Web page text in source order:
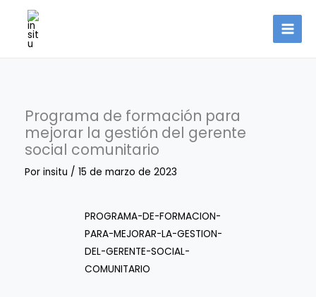
contenido
Programa de formación para
mejorar la gestión del gerente
social comunitario
Por insitu / 15 de marzo de 2023
PROGRAMA-DE-FORMACION-
PARA-MEJORAR-LA-GESTION-
DEL-GERENTE-SOCIAL-
COMUNITARIO